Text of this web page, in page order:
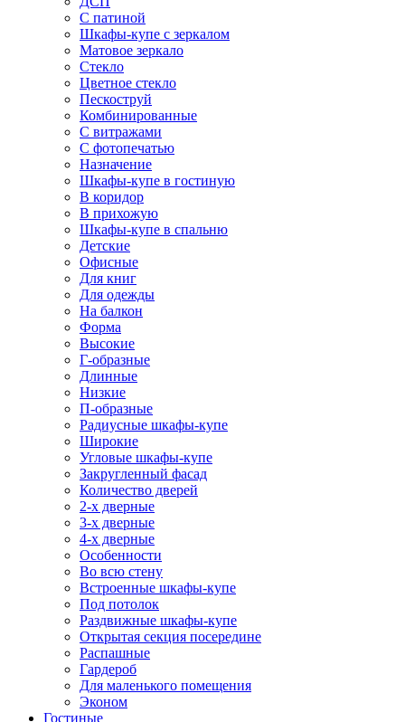
С патиной
Шкафы-купе с зеркалом
Матовое зеркало
Стекло
Цветное стекло
Пескоструй
Комбинированные
С витражами
С фотопечатью
Назначение
Шкафы-купе в гостиную
В коридор
В прихожую
Шкафы-купе в спальню
Детские
Офисные
Для книг
Для одежды
На балкон
Форма
Высокие
Г-образные
Длинные
Низкие
П-образные
Радиусные шкафы-купе
Широкие
Угловые шкафы-купе
Закругленный фасад
Количество дверей
2-х дверные
3-х дверные
4-х дверные
Особенности
Во всю стену
Встроенные шкафы-купе
Под потолок
Раздвижные шкафы-купе
Открытая секция посередине
Распашные
Гардероб
Для маленького помещения
Эконом
Гостиные